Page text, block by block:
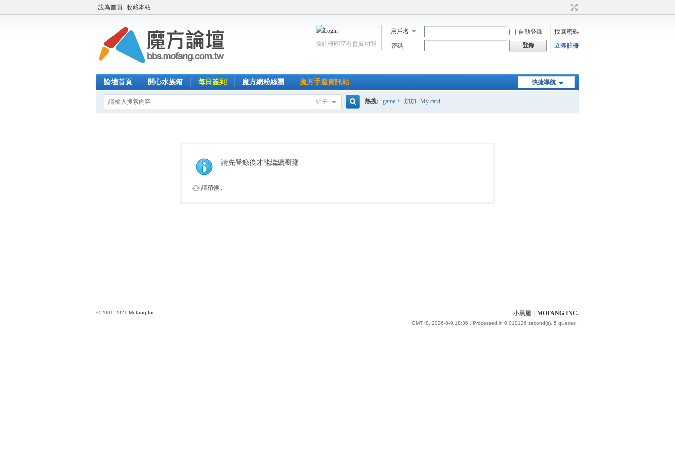
設為首頁 收藏本站
用戶名 自動登錄
找回密碼
密碼
登錄 立即註冊
免註冊即享有會員功能
快捷導航
論壇首頁 開心水族箱 每日簽到 魔方網粉絲團 魔方手遊資訊站
帖子 熱搜: game + 加加 My card
請先登錄後才能繼續瀏覽
請稍候...
小黑屋 MOFANG INC.
GMT+8, 2026-8-9 18:36 , Processed in 0.010126 second(s), 5 queries .
© 2001-2021 Mofang Inc.